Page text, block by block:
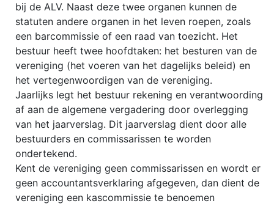
bij de ALV. Naast deze twee organen kunnen de
statuten andere organen in het leven roepen, zoals
een barcommissie of een raad van toezicht. Het
bestuur heeft twee hoofdtaken: het besturen van de
vereniging (het voeren van het dagelijks beleid) en
het vertegenwoordigen van de vereniging.
Jaarlijks legt het bestuur rekening en verantwoording
af aan de algemene vergadering door overlegging
van het jaarverslag. Dit jaarverslag dient door alle
bestuurders en commissarissen te worden
ondertekend.
Kent de vereniging geen commissarissen en wordt er
geen accountantsverklaring afgegeven, dan dient de
vereniging een kascommissie te benoemen